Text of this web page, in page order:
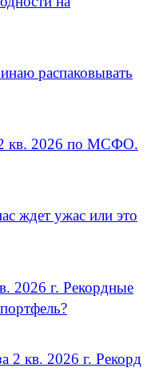
распаковывать
2 кв. 2026 по МСФО.
ждет ужас или это
2026 г. Рекордные
2 кв. 2026 г. Рекорд